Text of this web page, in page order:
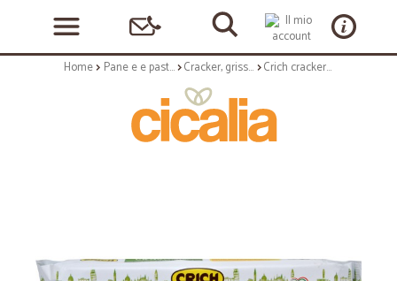
Home Pane e e pasticceria Cracker, grissini e vari Crich crackers con olio extra vergine di oliva e rosmarino gr.250